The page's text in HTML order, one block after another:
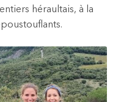
héraultais, à la